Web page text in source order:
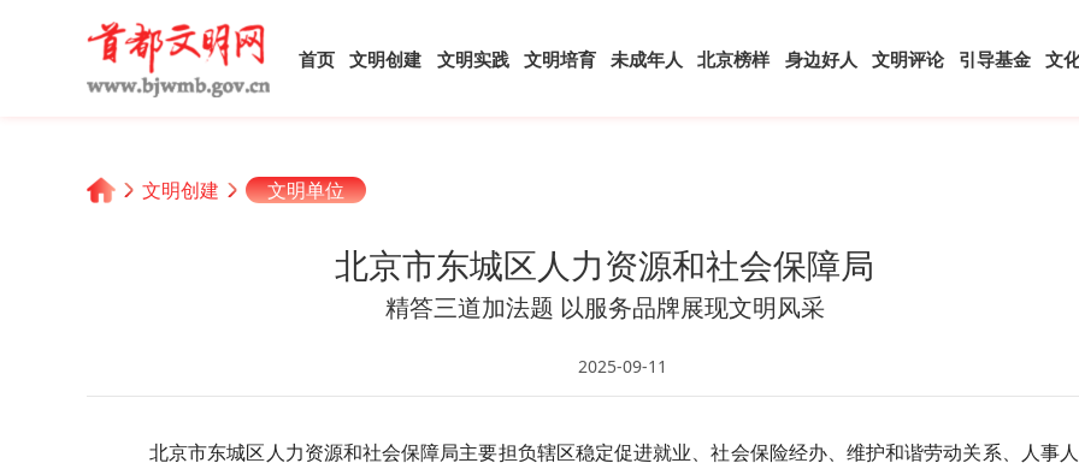
首页 文明创建 文明实践 文明培育 未成年人 北京榜样 身边好人 文明评论 引导基金 文
文明创建 文明单位
北京市东城区人力资源和社会保障局
精答三道加法题 以服务品牌展现文明风采
2025-09-11
北京市东城区人力资源和社会保障局主要担负辖区稳定促进就业、社会保险经办、维护和谐劳动关系、人事